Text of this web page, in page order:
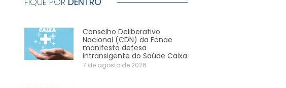
Conselho Deliberativo
Nacional (CDN) da Fenae
manifesta defesa
intransigente do Saúde Caixa
7 de agosto de 2026